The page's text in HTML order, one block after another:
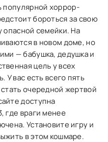
популярной хоррор-
бороться за свою
опасной семейки. На
в новом доме, но
— бабушка, дедушка и
цель у всех
У вас есть всего пять
очередной жертвой
доступна
где враги менее
Установите игру и
в этом кошмаре.